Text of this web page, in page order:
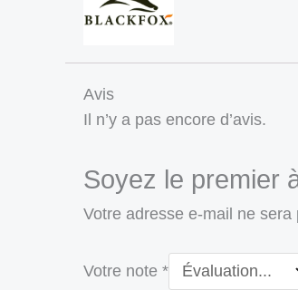
Avis
Il n’y a pas encore d’avis.
Soyez le premier
Votre adresse e-mail ne sera
Votre note *